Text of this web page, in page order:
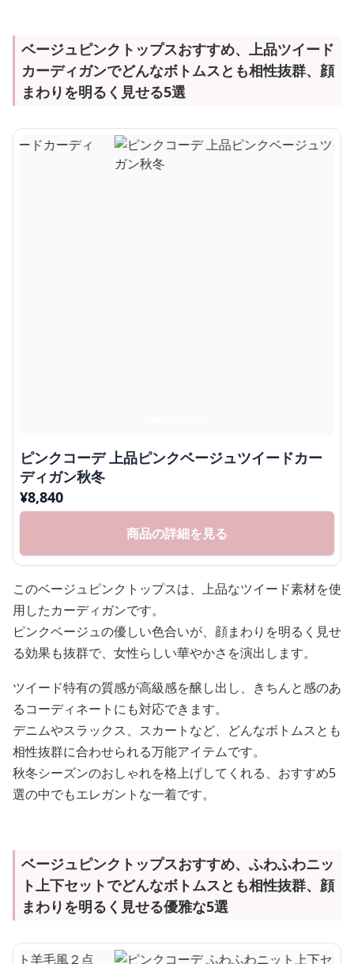
ベージュピンクトップスおすすめ、上品ツイード
カーディガンでどんなボトムスとも相性抜群、顔
まわりを明るく見せる5選
ピンクコーデ 上品ピンクベージュツイードカー
ディガン秋冬
¥8,840
商品の詳細を見る
このベージュピンクトップスは、上品なツイード素材を使
用したカーディガンです。
ピンクベージュの優しい色合いが、顔まわりを明るく見せ
る効果も抜群で、女性らしい華やかさを演出します。
ツイード特有の質感が高級感を醸し出し、きちんと感のあ
るコーディネートにも対応できます。
デニムやスラックス、スカートなど、どんなボトムスとも
相性抜群に合わせられる万能アイテムです。
秋冬シーズンのおしゃれを格上げしてくれる、おすすめ5
選の中でもエレガントな一着です。
ベージュピンクトップスおすすめ、ふわふわニッ
ト上下セットでどんなボトムスとも相性抜群、顔
まわりを明るく見せる優雅な5選